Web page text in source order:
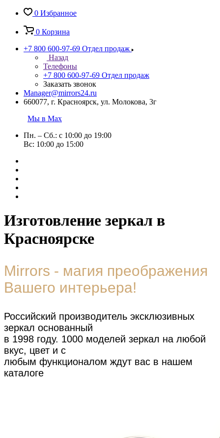
0 Избранное
0 Корзина
+7 800 600-97-69 Отдел продаж
Назад
Телефоны
+7 800 600-97-69 Отдел продаж
Заказать звонок
Manager@mirrors24.ru
660077, г. Красноярск, ул. Молокова, 3г
Мы в Max
Пн. – Сб.: с 10:00 до 19:00
Вс: 10:00 до 15:00
Изготовление зеркал в
Красноярске
Mirrors - магия преображения
Вашего интерьера!
Российский производитель эксклюзивных
зеркал основанный
в 1998 году. 1000 моделей зеркал на любой
вкус, цвет и с
любым функционалом ждут вас в нашем
каталоге